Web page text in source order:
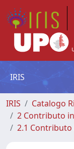
IRIS
IRIS
Catalogo
2 Contributo
2.1 Contributo